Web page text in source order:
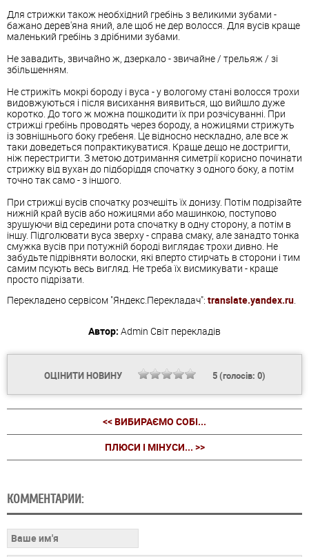
Для стрижки також необхідний гребінь з великими зубами -
бажано дерев'яна яний, але щоб не дер волосся. Для вусів краще
маленький гребінь з дрібними зубами.
Не завадить, звичайно ж, дзеркало - звичайне / трельяж / зі
збільшенням.
Не стрижіть мокрі бороду і вуса - у вологому стані волосся трохи
видовжуються і після висихання виявиться, що вийшло дуже
коротко. До того ж можна пошкодити їх при розчісуванні. При
стрижці гребінь проводять через бороду, а ножицями стрижуть
із зовнішнього боку гребеня. Це відносно нескладно, але все ж
таки доведеться попрактикуватися. Краще дещо не достригти,
ніж перестригти. З метою дотримання симетрії корисно починати
стрижку від вухан до підборіддя спочатку з одного боку, а потім
точно так само - з іншого.
При стрижці вусів спочатку розчешіть їх донизу. Потім подрізайте
нижній край вусів або ножицями або машинкою, поступово
зрушуючи від середини рота спочатку в одну сторону, а потім в
іншу. Підголювати вуса зверху - справа смаку, але занадто тонка
смужка вусів при потужній бороді виглядає трохи дивно. Не
забудьте підрівняти волоски, які вперто стирчать в сторони і тим
самим псують весь вигляд. Не треба їх висмикувати - краще
просто підрізати.
Перекладено сервісом "Яндекс.Перекладач": translate.yandex.ru.
Автор: Admin Світ перекладів
ОЦІНИТИ НОВИНУ 5(голосів: 0)
<< ВИБИРАЄМО СОБІ...
ПЛЮСИ І МІНУСИ... >>
КОММЕНТАРИИ: